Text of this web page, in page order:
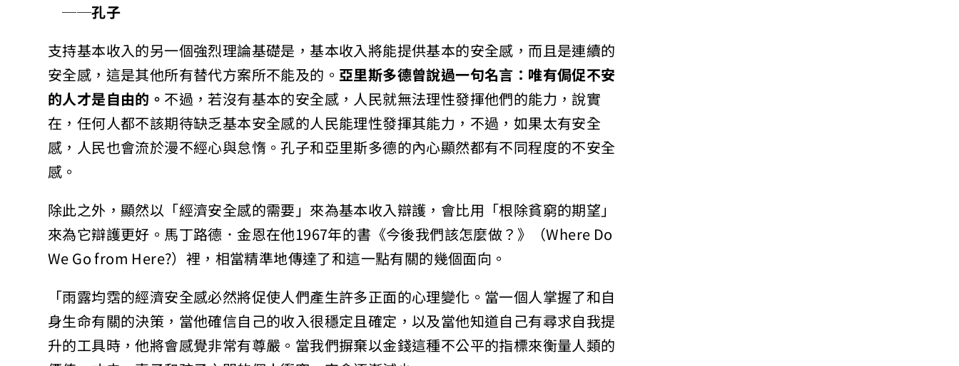
──孔子
支持基本收入的另一個強烈理論基礎是，基本收入將能提供基本的安全感，而且是連續的
安全感，這是其他所有替代方案所不能及的。亞里斯多德曾說過一句名言：唯有侷促不安
的人才是自由的。不過，若沒有基本的安全感，人民就無法理性發揮他們的能力，說實
在，任何人都不該期待缺乏基本安全感的人民能理性發揮其能力，不過，如果太有安全
感，人民也會流於漫不經心與怠惰。孔子和亞里斯多德的內心顯然都有不同程度的不安全
感。
除此之外，顯然以「經濟安全感的需要」來為基本收入辯護，會比用「根除貧窮的期望」
來為它辯護更好。馬丁路德．金恩在他1967年的書《今後我們該怎麼做？》（Where Do
We Go from Here?）裡，相當精準地傳達了和這一點有關的幾個面向。
「雨露均霑的經濟安全感必然將促使人們產生許多正面的心理變化。當一個人掌握了和自
身生命有關的決策，當他確信自己的收入很穩定且確定，以及當他知道自己有尋求自我提
升的工具時，他將會感覺非常有尊嚴。當我們摒棄以金錢這種不公平的指標來衡量人類的